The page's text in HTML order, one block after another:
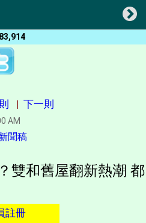
| 下一則
AM
聞稿
雙和舊屋翻新熱潮 都
註冊